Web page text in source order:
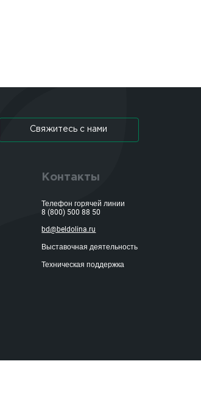
Свяжитесь с нами
Контакты
Телефон горячей линии
8 (800) 500 88 50
bd@beldolina.ru
Выставочная деятельность
Техническая поддержка